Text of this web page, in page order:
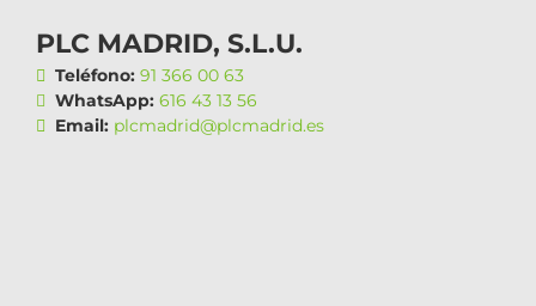
PLC MADRID, S.L.U.
Teléfono: 91 366 00 63
WhatsApp: 616 43 13 56
Email: plcmadrid@plcmadrid.es